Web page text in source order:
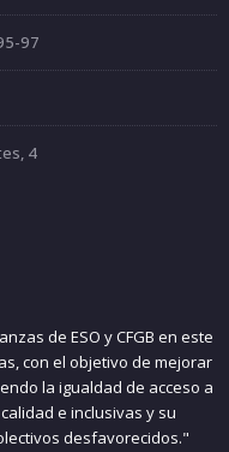
97
4
de ESO y CFGB en este
con el objetivo de mejorar
la igualdad de acceso a
e inclusivas y su
desfavorecidos."